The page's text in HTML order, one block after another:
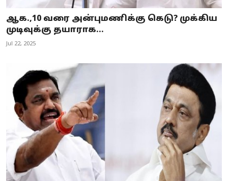
ஆக.,10 வரை அன்புமணிக்கு கெடு? முக்கிய
முடிவுக்கு தயாராக...
Jul 22, 2025